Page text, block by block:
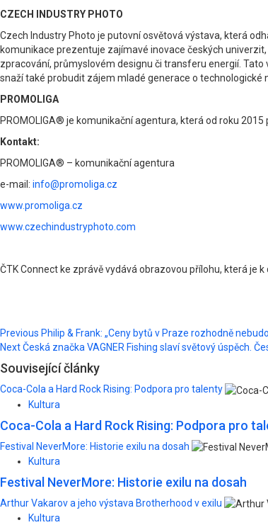
CZECH INDUSTRY PHOTO
Czech Industry Photo je putovní osvětová výstava, která
komunikace prezentuje zajímavé inovace českých
zpracování, průmyslovém designu či transferu energií.
snaží také probudit zájem mladé generace o technologické
PROMOLIGA
PROMOLIGA® je komunikační agentura, která od roku
Kontakt:
PROMOLIGA® – komunikační agentura
e-mail: info@promoliga.cz
www.promoliga.cz
www.czechindustryphoto.com
ČTK Connect ke zprávě vydává obrazovou přílohu, která je
Post
navigation
Previous Philip & Frank: „Ceny bytů v Praze rozhodně
NextČeská značka VAGNER Fishing slaví světový úspěch.
Související články
Coca-Cola a Hard Rock Rising: Podpora pro talenty
Kultura
Coca-Cola a Hard Rock Rising: Podpora pro
Festival NeverMore: Historie exilu na dosah
Kultura
Festival NeverMore: Historie exilu na dosah
Arthur Vakarov a jeho výstava Brotherhood v exilu
Kultura